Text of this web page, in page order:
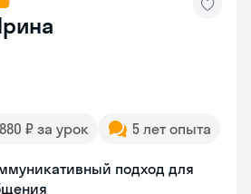
₽ за урок 5 лет опыта
подход для